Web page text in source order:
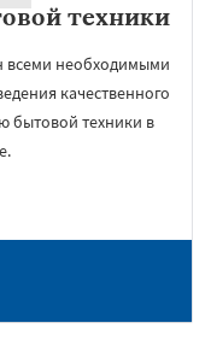
техники
всеми необходимыми
качественного
бытовой техники в